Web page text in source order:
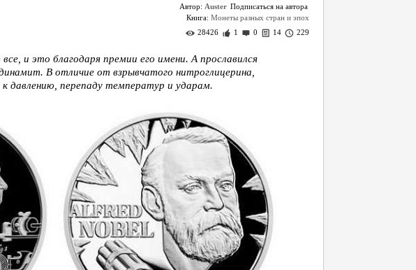
Автор: Auster
Книга: Монеты разных стран и эпох
28426
1 0 14 229
и это благодаря премии его имени. А прославился
В отличие от взрывчатого нитроглицерина,
давлению, перепаду температур и ударам.